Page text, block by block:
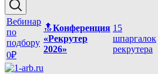
Вебинар
по
подбору
0₽
🔝Конференция
«Рекрутер
2026»
15
шпаргалок
рекрутера